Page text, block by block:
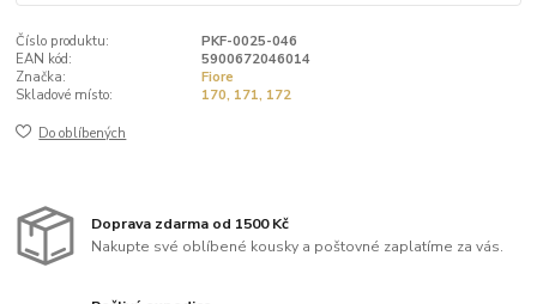
Číslo produktu:
PKF-0025-046
EAN kód:
5900672046014
Značka:
Fiore
Skladové místo:
170, 171, 172
Do oblíbených
Doprava zdarma od 1500 Kč
Nakupte své oblíbené kousky a poštovné zaplatíme za vás.